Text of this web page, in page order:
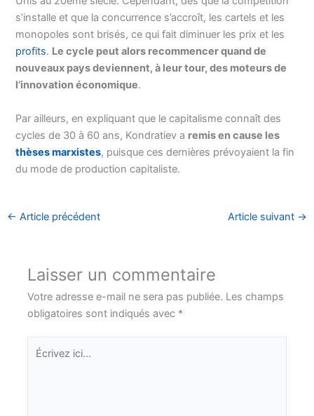
s’installe et que la concurrence s’accroît, les cartels et les
monopoles sont brisés, ce qui fait diminuer les prix et les
profits. Le cycle peut alors recommencer quand de
nouveaux pays deviennent, à leur tour, des moteurs de
l’innovation économique.
Par ailleurs, en expliquant que le capitalisme connaît des
cycles de 30 à 60 ans, Kondratiev a remis en cause les
thèses marxistes, puisque ces dernières prévoyaient la fin
du mode de production capitaliste.
← Article précédent Article suivant →
Laisser un commentaire
Votre adresse e-mail ne sera pas publiée. Les champs
obligatoires sont indiqués avec *
Écrivez